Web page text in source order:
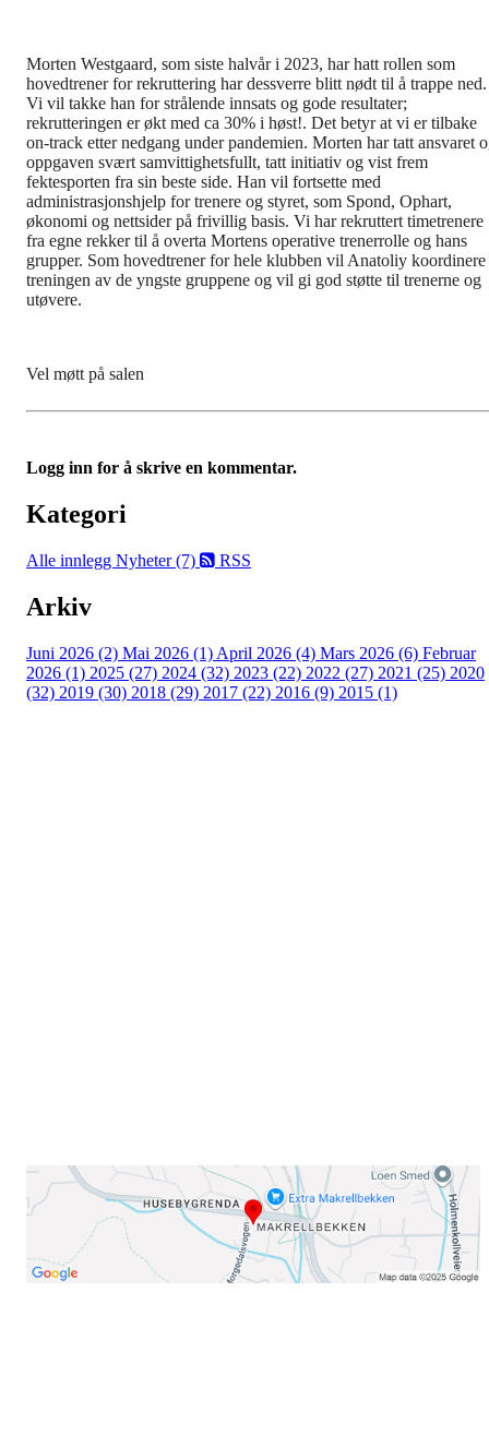
Morten Westgaard, som siste halvår i 2023, har hatt rollen som
hovedtrener for rekruttering har dessverre blitt nødt til å trappe ned.
Vi vil takke han for strålende innsats og gode resultater;
rekrutteringen er økt med ca 30% i høst!. Det betyr at vi er tilbake
on-track etter nedgang under pandemien. Morten har tatt ansvaret
oppgaven svært samvittighetsfullt, tatt initiativ og vist frem
fektesporten fra sin beste side. Han vil fortsette med
administrasjonshjelp for trenere og styret, som Spond, Ophart,
økonomi og nettsider på frivillig basis. Vi har rekruttert timetrenere
fra egne rekker til å overta Mortens operative trenerrolle og hans
grupper. Som hovedtrener for hele klubben vil Anatoliy koordinere
treningen av de yngste gruppene og vil gi god støtte til trenerne og
utøvere.
Vel møtt på salen
Logg inn for å skrive en kommentar.
Kategori
Alle innlegg Nyheter (7) RSS
Arkiv
Juni 2026 (2) Mai 2026 (1) April 2026 (4) Mars 2026 (6) Februar
2026 (1) 2025 (27) 2024 (32) 2023 (22) 2022 (27) 2021 (25) 2020
(32) 2019 (30) 2018 (29) 2017 (22) 2016 (9) 2015 (1)